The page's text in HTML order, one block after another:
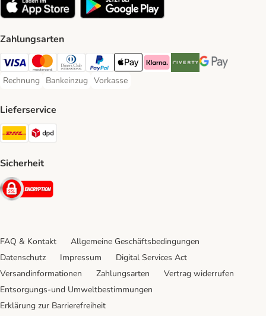
Zahlungsarten
Visa Payment Method
Mastercard Payment Method
Diners Club Payment Method
PayPal Payment Method
Apple Pay Payment Method
Klarna Payment Method
Riverty Payment Method
Google Pay
Rechnung
Rechnung Payment Method
Bankeinzug
Bankeinzug Payment Method
Vorkasse
Vorkasse Payment Method
Lieferservice
DHL Shipping Method
Sicherheit
Security
FAQ & Kontakt
Allgemeine Geschäftsbedingungen
Datenschutz
Impressum
Digital Services Act
Versandinformationen
Zahlungsarten
Vertrag widerrufen
Entsorgungs-und Umweltbestimmungen
Erklärung zur Barrierefreiheit